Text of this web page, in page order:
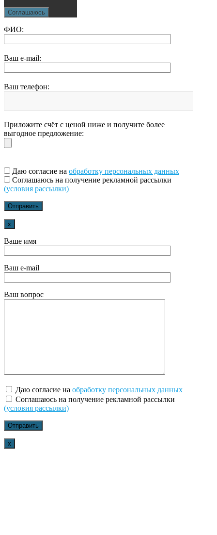
Соглашаюсь
ФИО:
Ваш e-mail:
Ваш телефон:
Приложите счёт с ценой ниже и получите более
выгодное предложение:
Даю согласие на обработку персональных данных
Соглашаюсь на получение рекламной рассылки
(условия рассылки)
x
Ваше имя
Ваш e-mail
Ваш вопрос
Даю согласие на обработку персональных данных
Соглашаюсь на получение рекламной рассылки
(условия рассылки)
x